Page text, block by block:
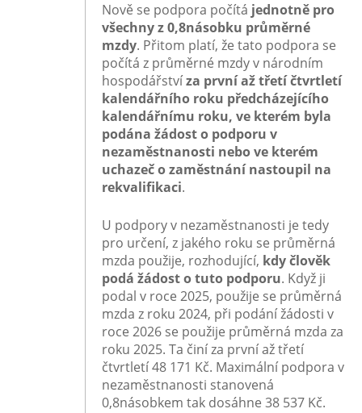
Nově se podpora počítá jednotně pro
všechny z 0,8násobku průměrné
mzdy. Přitom platí, že tato podpora se
počítá z průměrné mzdyv národním
hospodářstvíza první až třetí čtvrtletí
kalendářního roku předcházejícího
kalendářnímu roku, ve kterém byla
podána žádost o podporu v
nezaměstnanosti nebo ve kterém
uchazeč o zaměstnání nastoupil na
rekvalifikaci.
U podpory v nezaměstnanosti je tedy
pro určení, z jakého roku se průměrná
mzda použije, rozhodující, kdy člověk
podá žádost o tuto podporu. Když ji
podal v roce 2025, použije se průměrná
mzda z roku 2024, při podání žádosti v
roce 2026 se použije průměrná mzda za
roku 2025. Ta činí za první až třetí
čtvrtletí 48 171 Kč. Maximální podpora v
nezaměstnanosti stanovená
0,8násobkem tak dosáhne 38 537 Kč.